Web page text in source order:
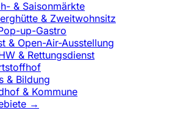
& Saisonmärkte
& Zweitwohnsitz
up-Gastro
& Open-Air-Ausstellung
& Rettungsdienst
& Bildung
& Kommune
→